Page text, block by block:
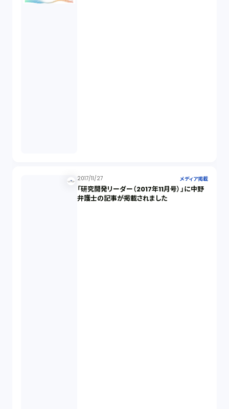
2017/11/27 メディア掲載
「研究開発リーダー（2017年11月号）」に中野
弁護士の記事が掲載されました